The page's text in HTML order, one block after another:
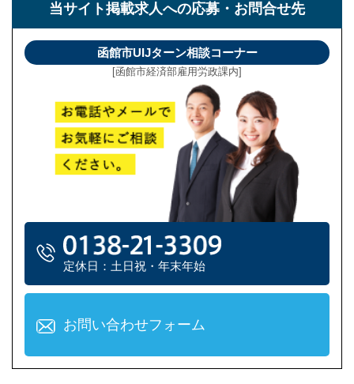
当サイト掲載求人への応募・お問合せ先
函館市UIJターン相談コーナー
[函館市経済部雇用労政課内]
定休日：土日祝・年末年始
お問い合わせフォーム